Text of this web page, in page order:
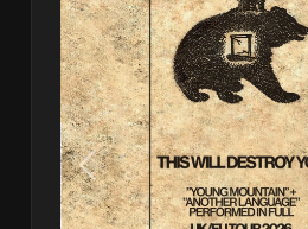
Poprzedni